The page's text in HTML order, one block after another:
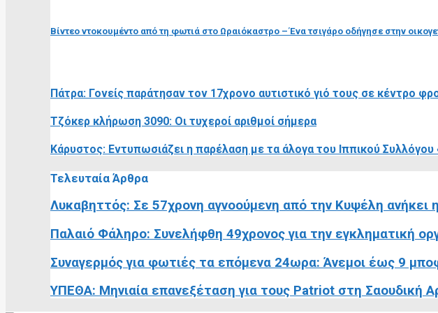
Βίντεο ντοκουμέντο από τη φωτιά στο Ωραιόκαστρο – Ένα τσιγάρο οδήγησε στην
Πάτρα: Γονείς παράτησαν τον 17χρονο αυτιστικό γιό τους σε κέντρο
Τζόκερ κλήρωση 3090: Οι τυχεροί αριθμοί σήμερα
Κάρυστος: Εντυπωσιάζει η παρέλαση με τα άλογα του Ιππικού
Τελευταία Άρθρα
Λυκαβηττός: Σε 57χρονη αγνοούμενη από την Κυψέλη ανήκει
Παλαιό Φάληρο: Συνελήφθη 49χρονος για την εγκληματική
Συναγερμός για φωτιές τα επόμενα 24ωρα: Άνεμοι έως 9
ΥΠΕΘΑ: Μηνιαία επανεξέταση για τους Patriot στη Σαουδική